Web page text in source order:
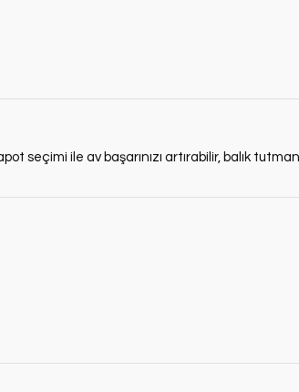
seçimi ile av başarınızı artırabilir, balık